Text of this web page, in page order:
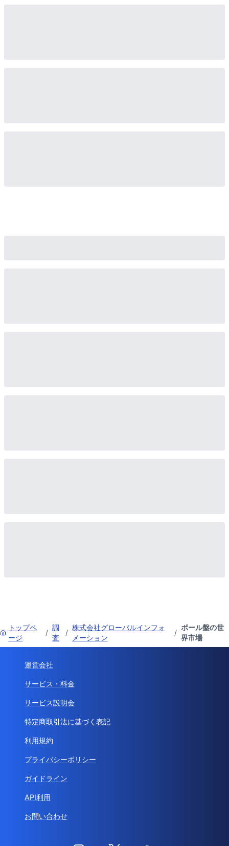
トップペ
ージ
/
調
査
/
株式会社グローバルインフォ
メーション
/
ボール盤の世
界市場
運営会社
サービス・料金
サービス説明会
特定商取引法に基づく表記
利用規約
プライバシーポリシー
ガイドライン
API利用
お問い合わせ